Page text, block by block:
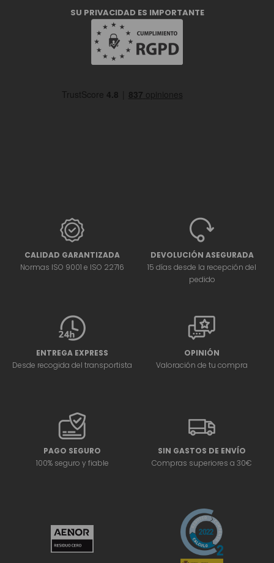
SU PRIVACIDAD ES IMPORTANTE
CALIDAD GARANTIZADA
Normas ISO 9001 e ISO 22716
DEVOLUCIÓN ASEGURADA
15 días desde la recepción del
pedido
ENTREGA EXPRESS
Desde recogida del transportista
OPINIÓN
Valoración de tu compra
PAGO SEGURO
100% seguro y fiable
SIN GASTOS DE ENVÍO
Compras superiores a 30€